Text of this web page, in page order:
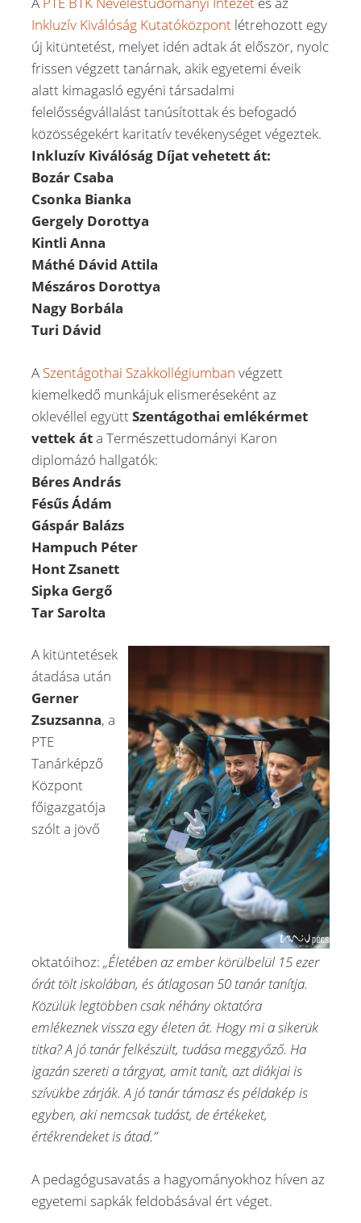
Inkluzív Kiválóság Kutatóközpont létrehozott egy
új kitüntetést, melyet idén adtak át először, nyolc
frissen végzett tanárnak, akik egyetemi éveik
alatt kimagasló egyéni társadalmi
felelősségvállalást tanúsítottak és befogadó
közösségekért karitatív tevékenységet végeztek.
Inkluzív Kiválóság Díjat vehetett át:
Bozár Csaba
Csonka Bianka
Gergely Dorottya
Kintli Anna
Máthé Dávid Attila
Mészáros Dorottya
Nagy Borbála
Turi Dávid
A Szentágothai Szakkollégiumban végzett
kiemelkedő munkájuk elismeréseként az
oklevéllel együttSzentágothai emlékérmet
vettek áta Természettudományi Karon
diplomázó hallgatók:
Béres András
Fésűs Ádám
Gáspár Balázs
Hampuch Péter
Hont Zsanett
Sipka Gergő
Tar Sarolta
A kitüntetések
átadása után
Gerner
Zsuzsanna, a
PTE
Tanárképző
Központ
főigazgatója
szólt a jövő
oktatóihoz: „Életében az ember körülbelül 15 ezer
órát tölt iskolában, és átlagosan 50 tanár tanítja.
Közülük legtöbben csak néhány oktatóra
emlékeznek vissza egy életen át. Hogy mi a sikerük
titka? A jó tanár felkészült, tudása meggyőző. Ha
igazán szereti a tárgyat, amit tanít, azt diákjai is
szívükbe zárják. A jó tanár támasz és példakép is
egyben, aki nemcsak tudást, de értékeket,
értékrendeket is átad.”
A pedagógusavatás a hagyományokhoz híven az
egyetemi sapkák feldobásával ért véget.